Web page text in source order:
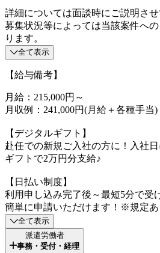
詳細については面談時にご説明させ
募集状況等によっては当該案件へ
ります。
全て表示
【給与備考】
月給：215,000円～
月収例：241,000円(月給＋各種手当)
【デジタルギフト】
赴任での新規ご入社の方に！入社
ギフトで2万円分支給♪
【日払い制度】
利用申し込み完了後～最短5分で受
簡単に申請いただけます！※規定あ
全て表示
派遣労働者
事務・受付・経理